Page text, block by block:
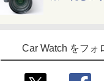
Car Watch をフォ